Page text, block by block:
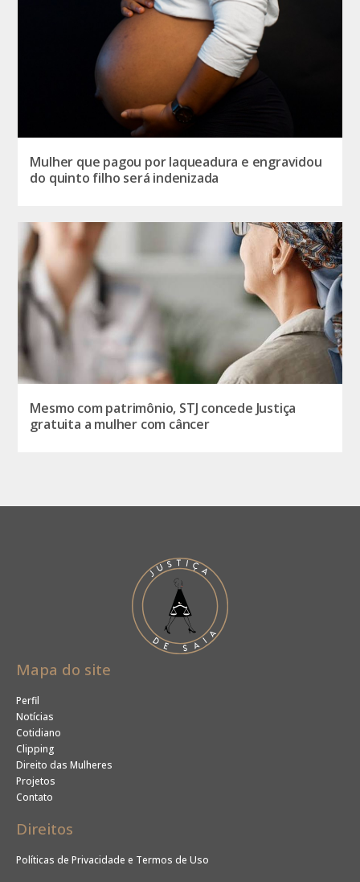
Mulher que pagou por laqueadura e engravidou
do quinto filho será indenizada
Mesmo com patrimônio, STJ concede Justiça
gratuita a mulher com câncer
Mapa do site
Perfil
Notícias
Cotidiano
Clipping
Direito das Mulheres
Projetos
Contato
Direitos
Políticas de Privacidade e Termos de Uso